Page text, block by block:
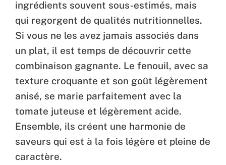
ingrédients souvent sous-estimés, mais
qui regorgent de qualités nutritionnelles.
Si vous ne les avez jamais associés dans
un plat, il est temps de découvrir cette
combinaison gagnante. Le fenouil, avec sa
texture croquante et son goût légèrement
anisé, se marie parfaitement avec la
tomate juteuse et légèrement acide.
Ensemble, ils créent une harmonie de
saveurs qui est à la fois légère et pleine de
caractère.